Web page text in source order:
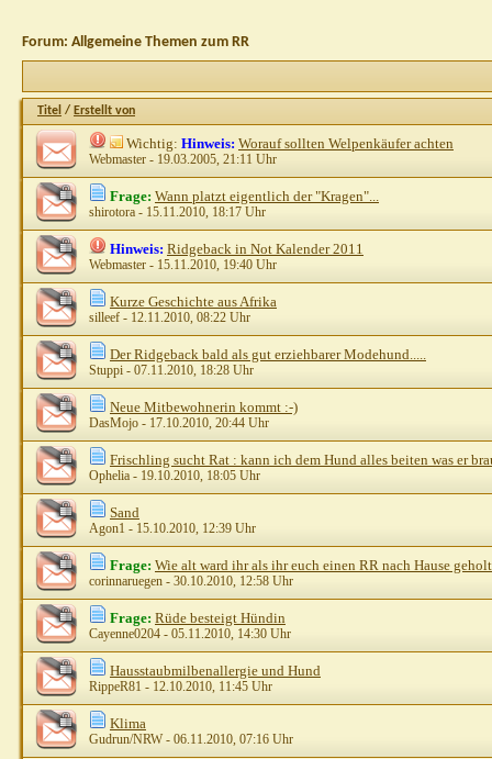
Forum: Allgemeine Themen zum RR
Titel / Erstellt von
Wichtig: Hinweis: Worauf sollten Welpenkäufer achten
Webmaster - 19.03.2005, 21:11 Uhr
Frage: Wann platzt eigentlich der "Kragen"...
shirotora - 15.11.2010, 18:17 Uhr
Hinweis: Ridgeback in Not Kalender 2011
Webmaster - 15.11.2010, 19:40 Uhr
Kurze Geschichte aus Afrika
silleef - 12.11.2010, 08:22 Uhr
Der Ridgeback bald als gut erziehbarer Modehund.....
Stuppi - 07.11.2010, 18:28 Uhr
Neue Mitbewohnerin kommt :-)
DasMojo - 17.10.2010, 20:44 Uhr
Frischling sucht Rat : kann ich dem Hund alles beiten was er
Ophelia - 19.10.2010, 18:05 Uhr
Sand
Agon1 - 15.10.2010, 12:39 Uhr
Frage: Wie alt ward ihr als ihr euch einen RR nach Hause
corinnaruegen - 30.10.2010, 12:58 Uhr
Frage: Rüde besteigt Hündin
Cayenne0204 - 05.11.2010, 14:30 Uhr
Hausstaubmilbenallergie und Hund
RippeR81 - 12.10.2010, 11:45 Uhr
Klima
Gudrun/NRW - 06.11.2010, 07:16 Uhr